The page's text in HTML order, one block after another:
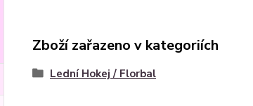
Zboží zařazeno v kategoriích
Lední Hokej / Florbal